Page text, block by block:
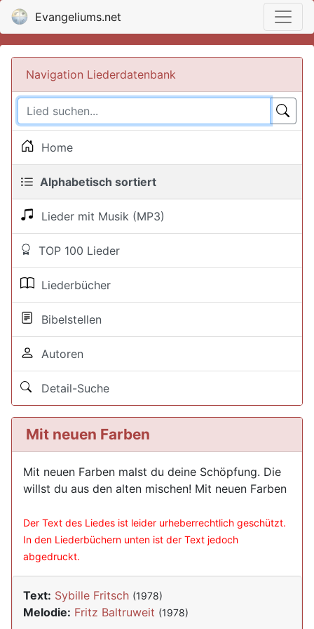
Evangeliums.net
Navigation Liederdatenbank
Home
Alphabetisch sortiert
Lieder mit Musik (MP3)
TOP 100 Lieder
Liederbücher
Bibelstellen
Autoren
Detail-Suche
Mit neuen Farben
Mit neuen Farben malst du deine Schöpfung. Die
willst du aus den alten mischen! Mit neuen Farben
Der Text des Liedes ist leider urheberrechtlich geschützt.
In den Liederbüchern unten ist der Text jedoch
abgedruckt.
Text: Sybille Fritsch (1978)
Melodie: Fritz Baltruweit (1978)